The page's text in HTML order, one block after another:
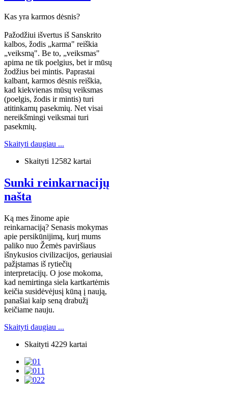
Kas yra karmos dėsnis?
Pažodžiui išvertus iš Sanskrito
kalbos, žodis „karma" reiškia
„veiksmą". Be to, „veiksmas"
apima ne tik poelgius, bet ir mūsų
žodžius bei mintis. Paprastai
kalbant, karmos dėsnis reiškia,
kad kiekvienas mūsų veiksmas
(poelgis, žodis ir mintis) turi
atitinkamų pasekmių. Net visai
nereikšmingi veiksmai turi
pasekmių.
Skaityti daugiau ...
Skaityti 12582 kartai
Sunki reinkarnacijų
našta
Ką mes žinome apie
reinkarnaciją? Senasis mokymas
apie persikūnijimą, kurį mums
paliko nuo Žemės paviršiaus
išnykusios civilizacijos, geriausiai
pažįstamas iš rytiečių
interpretacijų. O jose mokoma,
kad nemirtinga siela kartkartėmis
keičia susidėvėjusį kūną į naują,
panašiai kaip seną drabužį
keičiame nauju.
Skaityti daugiau ...
Skaityti 4229 kartai